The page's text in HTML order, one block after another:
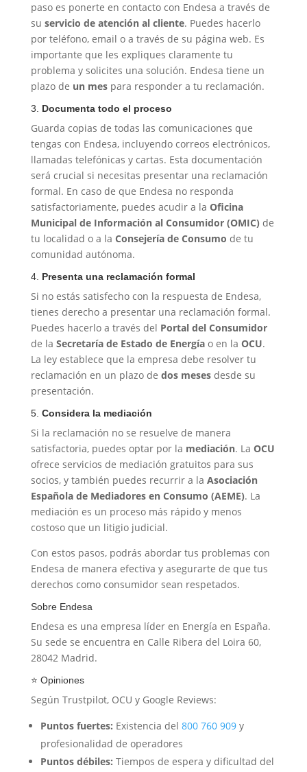
paso es ponerte en contacto con Endesa a través de
su servicio de atención al cliente. Puedes hacerlo
por teléfono, email o a través de su página web. Es
importante que les expliques claramente tu
problema y solicites una solución. Endesa tiene un
plazo de un mespara responder a tu reclamación.
3. Documenta todo el proceso
Guarda copias de todas las comunicaciones que
tengas con Endesa, incluyendo correos electrónicos,
llamadas telefónicas y cartas. Esta documentación
será crucial si necesitas presentar una reclamación
formal. En caso de que Endesa no responda
satisfactoriamente, puedes acudir a la Oficina
Municipal de Información al Consumidor (OMIC) de
tu localidad o a la Consejería de Consumo de tu
comunidad autónoma.
4. Presenta una reclamación formal
Si no estás satisfecho con la respuesta de Endesa,
tienes derecho a presentar una reclamación formal.
Puedes hacerlo a través del Portal del Consumidor
de la Secretaría de Estado de Energíao en la OCU.
La ley establece que la empresa debe resolver tu
reclamación en un plazo de dos mesesdesde su
presentación.
5. Considera la mediación
Si la reclamación no se resuelve de manera
satisfactoria, puedes optar por la mediación. La OCU
ofrece servicios de mediación gratuitos para sus
socios, y también puedes recurrir a la Asociación
Española de Mediadores en Consumo (AEME). La
mediación es un proceso más rápido y menos
costoso que un litigio judicial.
Con estos pasos, podrás abordar tus problemas con
Endesa de manera efectiva y asegurarte de que tus
derechos como consumidor sean respetados.
Sobre Endesa
Endesa es una empresa líder en Energía en España.
Su sede se encuentra en Calle Ribera del Loira 60,
28042 Madrid.
⭐ Opiniones
Según Trustpilot, OCU y Google Reviews:
Puntos fuertes: Existencia del 800 760 909y
profesionalidad de operadores
Puntos débiles: Tiempos de espera y dificultad del